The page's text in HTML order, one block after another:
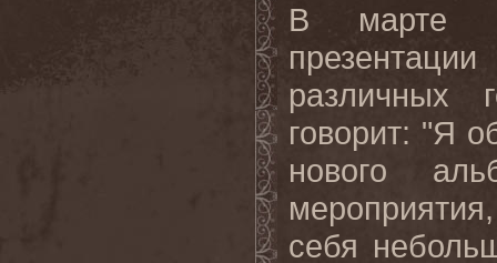
В марте
различных
говорит: "Я
нового
себя